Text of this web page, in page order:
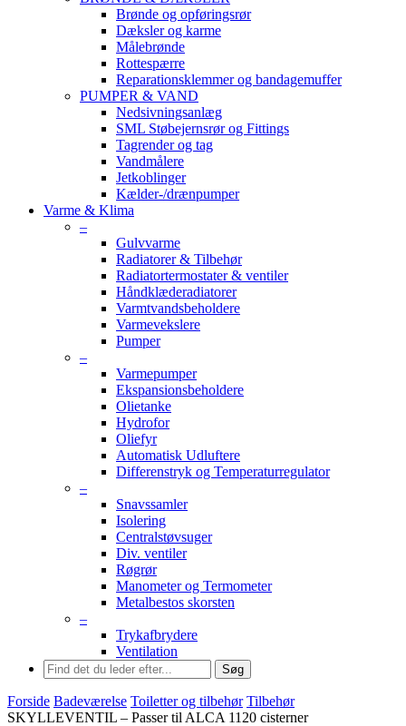
Brønde og opføringsrør
Dæksler og karme
Målebrønde
Rottespærre
Reparationsklemmer og bandagemuffer
PUMPER & VAND
Nedsivningsanlæg
SML Støbejernsrør og Fittings
Tagrender og tag
Vandmålere
Jetkoblinger
Kælder-/drænpumper
Varme & Klima
–
Gulvvarme
Radiatorer & Tilbehør
Radiatortermostater & ventiler
Håndklæderadiatorer
Varmtvandsbeholdere
Varmevekslere
Pumper
–
Varmepumper
Ekspansionsbeholdere
Olietanke
Hydrofor
Oliefyr
Automatisk Udluftere
Differenstryk og Temperaturregulator
–
Snavssamler
Isolering
Centralstøvsuger
Div. ventiler
Røgrør
Manometer og Termometer
Metalbestos skorsten
–
Trykafbrydere
Ventilation
Søg
Forside Badeværelse Toiletter og tilbehør Tilbehør
SKYLLEVENTIL – Passer til ALCA 1120 cisterner